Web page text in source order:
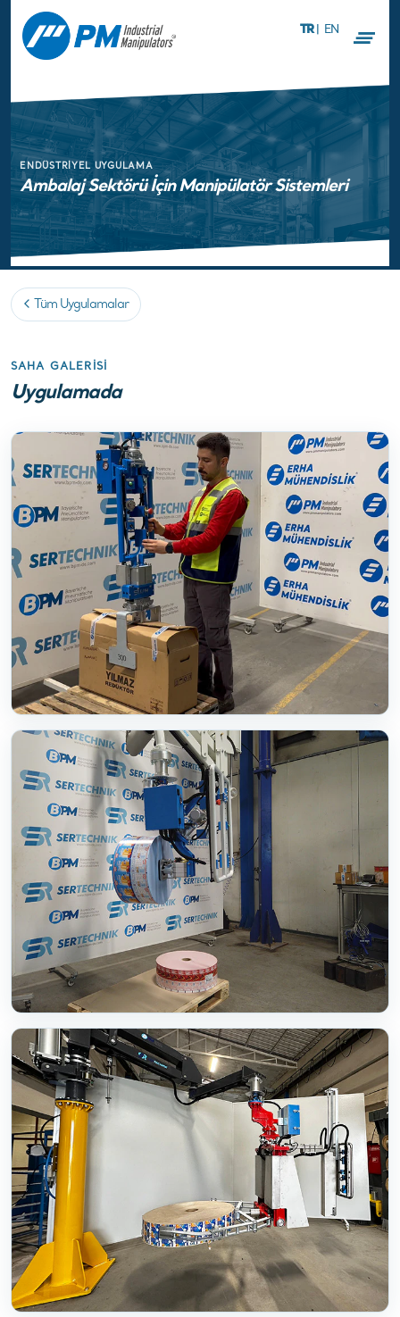
TR| EN
ENDÜSTRIYEL UYGULAMA
Ambalaj Sektörü İçin Manipülatör Sistemleri
Tüm Uygulamalar
SAHA GALERISI
Uygulamada